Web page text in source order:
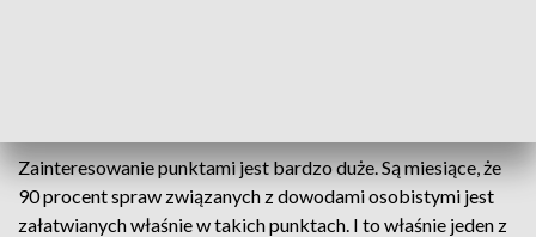
Zainteresowanie punktami jest bardzo duże. Są miesiące, że
90 procent spraw związanych z dowodami osobistymi jest
załatwianych właśnie w takich punktach. I to właśnie jeden z